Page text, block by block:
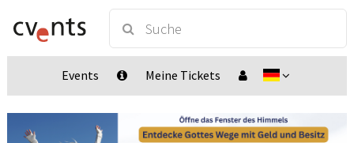
Events Meine Tickets